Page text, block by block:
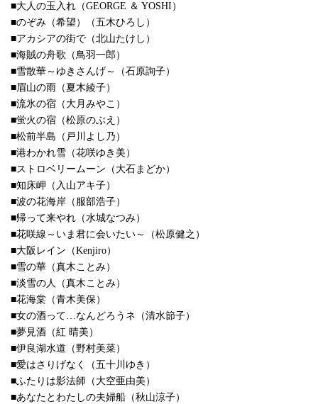
■大人の玉入れ（GEORGE ＆ YOSHI）
■のぞみ（希望）（五木ひろし）
■アカシアの街で（北山たけし）
■海賊の舟歌（鳥羽一郎）
■雪散華～ゆきさんげ～（石原詢子）
■眉山の雨（夏木綾子）
■流氷の宿（大月みやこ）
■蛍火の宿（松原のぶえ）
■松前半島（戸川よし乃）
■港わかれ雪（花咲ゆき美）
■ストロベリームーン（大石まどか）
■知床岬（入山アキ子）
■波の花海岸（服部浩子）
■帰って来やれ（水城なつみ）
■花咲線～いま君に会いたい～（松原健之）
■大阪レイン（Kenjiro）
■雪の華（真木ことみ）
■淡雪の人（真木ことみ）
■花海棠（青木美保）
■女の酒って…なんどろうネ（清水節子）
■夢見酒（紅 晴美）
■伊良湖水道（野村美菜）
■愛はさりげなく（五十川ゆき）
■ふたりは影法師（大空亜由美）
■あなたとわたしの夫婦船（秋山涼子）